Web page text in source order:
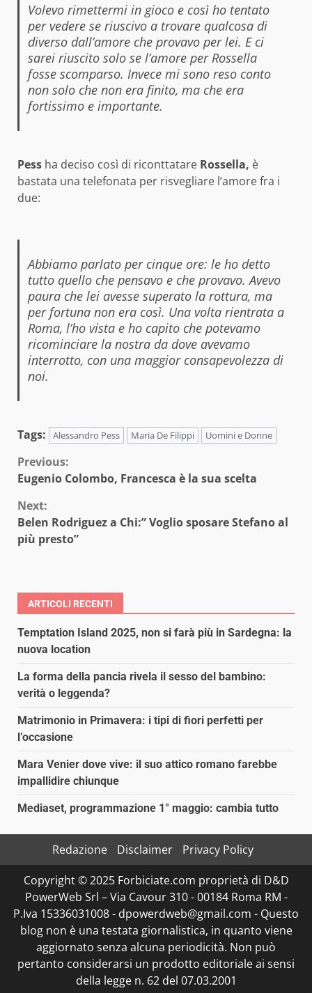
Volevo rimettermi in gioco e così ho tentato
per vedere se riuscivo a trovare qualcosa di
diverso dall’amore che provavo per lei. E ci
sarei riuscito solo se l’amore per Rossella
fosse scomparso. Invece mi sono reso conto
non solo che non era finito, ma che era
fortissimo e importante.
Pess ha deciso così di riconttatare Rossella, è
bastata una telefonata per risvegliare l’amore fra i
due:
Abbiamo parlato per cinque ore: le ho detto
tutto quello che pensavo e che provavo. Avevo
paura che lei avesse superato la rottura, ma
per fortuna non era così. Una volta rientrata a
Roma, l’ho vista e ho capito che potevamo
ricominciare la nostra da dove avevamo
interrotto, con una maggior consapevolezza di
noi.
Tags: Alessandro Pess Maria De Filippi Uomini e Donne
Continue
Reading
Previous:
Eugenio Colombo, Francesca è la sua scelta
Next:
Belen Rodriguez a Chi:” Voglio sposare Stefano al
più presto”
ARTICOLI RECENTI
Temptation Island 2025, non si farà più in Sardegna: la
nuova location
La forma della pancia rivela il sesso del bambino:
verità o leggenda?
Matrimonio in Primavera: i tipi di fiori perfetti per
l’occasione
Mara Venier dove vive: il suo attico romano farebbe
impallidire chiunque
Mediaset, programmazione 1° maggio: cambia tutto
Redazione Disclaimer
Privacy Policy
Copyright © 2025 Forbiciate.com proprietà di D&D
PowerWeb Srl – Via Cavour 310 - 00184 Roma RM -
P.Iva 15336031008 - dpowerdweb@gmail.com - Questo
blog non è una testata giornalistica, in quanto viene
aggiornato senza alcuna periodicità. Non può
pertanto considerarsi un prodotto editoriale ai sensi
della legge n. 62 del 07.03.2001